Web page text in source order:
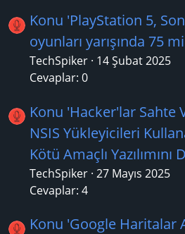
Konu 'PlayStation 5,
oyunları yarışında 75
TechSpiker 14 Şubat 2025
Cevaplar: 0
Konu 'Hacker'lar Sahte
NSIS Yükleyicileri
Kötü Amaçlı Yazılımını
TechSpiker 27 Mayıs 2025
Cevaplar: 4
Konu 'Google Haritalar